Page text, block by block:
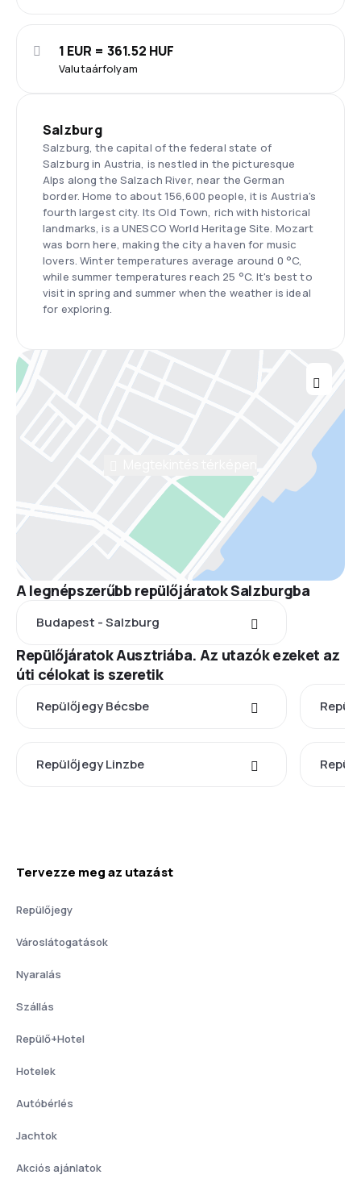
Valutaárfolyam
1 EUR = 361.52 HUF
Salzburg
Salzburg, the capital of the federal state of
Salzburg in Austria, is nestled in the picturesque
Alps along the Salzach River, near the German
border. Home to about 156,600 people, it is Austria's
fourth largest city. Its Old Town, rich with historical
landmarks, is a UNESCO World Heritage Site. Mozart
was born here, making the city a haven for music
lovers. Winter temperatures average around 0 °C,
while summer temperatures reach 25 °C. It's best to
visit in spring and summer when the weather is ideal
for exploring.
A legnépszerűbb repülőjáratok Salzburgba
Budapest - Salzburg
Repülőjáratok Ausztriába. Az utazók ezeket az
úti célokat is szeretik
Repülőjegy Bécsbe
Repülőjegy Linzbe
Tervezze meg az utazást
Repülőjegy
Városlátogatások
Nyaralás
Szállás
Repülő+Hotel
Hotelek
Autóbérlés
Jachtok
Akciós ajánlatok